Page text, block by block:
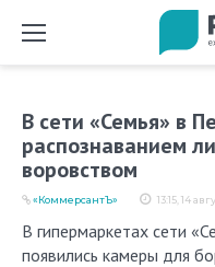
В сети «Семья» в
распознаванием
воровством
13:15, 14
«КоммерсантЪ»
В гипермаркетах сети «Семья» в Перми и Пермском крае
появились камеры для